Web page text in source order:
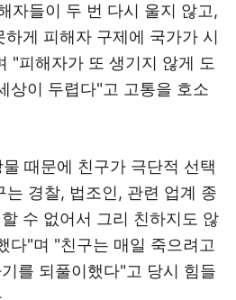
자들이 두 번 다시 울지 않고,
게 피해자 구제에 국가가 시
"피해자가 또 생기지 않게 도
상이 두렵다"고 고통을 호소
때문에 친구가 극단적 선택
는 경찰, 법조인, 관련 업계 종
수 없어서 그리 친하지도 않
다"며 "친구는 매일 죽으려고
를 되풀이했다"고 당시 힘들